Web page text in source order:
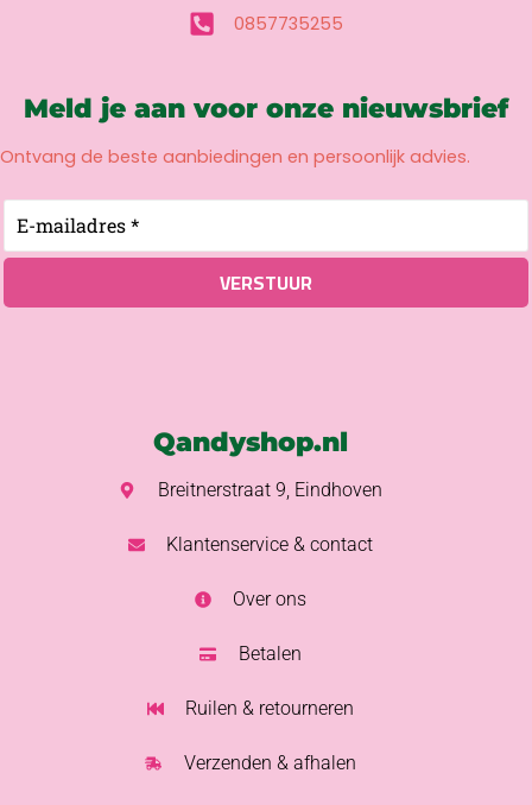
0857735255
Meld je aan voor onze nieuwsbrief
Ontvang de beste aanbiedingen en persoonlijk advies.
Qandyshop.nl
Breitnerstraat 9, Eindhoven
Klantenservice & contact
Over ons
Betalen
Ruilen & retourneren
Verzenden & afhalen